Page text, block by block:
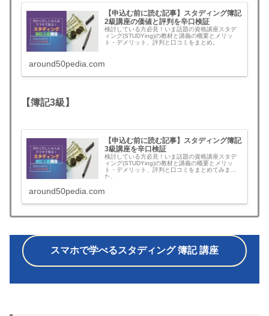
【申込む前に読む記事】スタディング簿記
2級講座の価値と評判を辛口検証
検討している方必見！いま話題の資格講座スタデ
ィング(STUDYing)の教材と講義の概要とメリッ
ト・デメリット、評判と口コミをまとめ。
around50pedia.com
【簿記3級】
【申込む前に読む記事】スタディング簿記
3級講座を辛口検証
検討している方必見！いま話題の資格講座スタデ
ィング(STUDYing)の教材と講義の概要とメリッ
ト・デメリット、評判と口コミをまとめてみまし
た。
around50pedia.com
スマホで学べるスタディング 簿記 講座